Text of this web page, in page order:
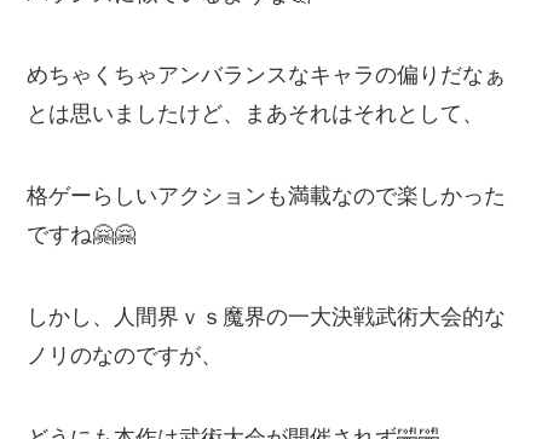
めちゃくちゃアンバランスなキャラの偏りだなぁ
とは思いましたけど、まあそれはそれとして、
格ゲーらしいアクションも満載なので楽しかった
ですね🤗🤗
しかし、人間界ｖｓ魔界の一大決戦武術大会的な
ノリのなのですが、